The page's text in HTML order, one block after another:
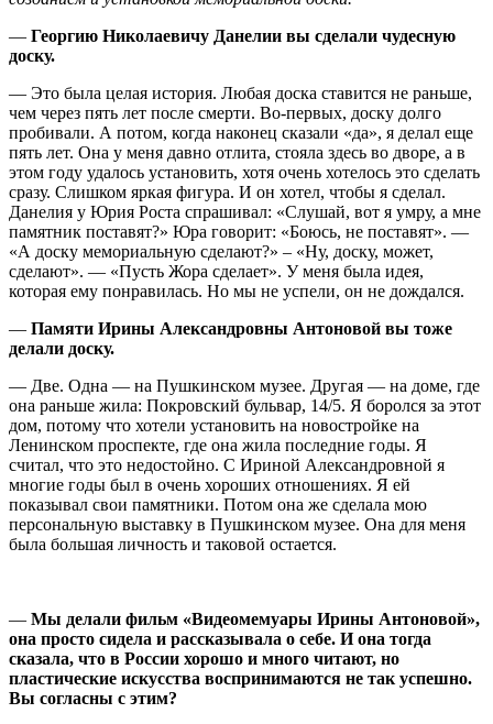
— Георгию Николаевичу Данелии вы сделали чудесную
доску.
— Это была целая история. Любая доска ставится не раньше,
чем через пять лет после смерти. Во-первых, доску долго
пробивали. А потом, когда наконец сказали «да», я делал еще
пять лет. Она у меня давно отлита, стояла здесь во дворе, а в
этом году удалось установить, хотя очень хотелось это сделать
сразу. Слишком яркая фигура. И он хотел, чтобы я сделал.
Данелия у Юрия Роста спрашивал: «Слушай, вот я умру, а мне
памятник поставят?» Юра говорит: «Боюсь, не поставят». —
«А доску мемориальную сделают?» – «Ну, доску, может,
сделают». — «Пусть Жора сделает». У меня была идея,
которая ему понравилась. Но мы не успели, он не дождался.
— Памяти Ирины Александровны Антоновой вы тоже
делали доску.
— Две. Одна — на Пушкинском музее. Другая — на доме, где
она раньше жила: Покровский бульвар, 14/5. Я боролся за этот
дом, потому что хотели установить на новостройке на
Ленинском проспекте, где она жила последние годы. Я
считал, что это недостойно. С Ириной Александровной я
многие годы был в очень хороших отношениях. Я ей
показывал свои памятники. Потом она же сделала мою
персональную выставку в Пушкинском музее. Она для меня
была большая личность и таковой остается.
— Мы делали фильм «Видеомемуары Ирины Антоновой»,
она просто сидела и рассказывала о себе. И она тогда
сказала, что в России хорошо и много читают, но
пластические искусства воспринимаются не так успешно.
Вы согласны с этим?